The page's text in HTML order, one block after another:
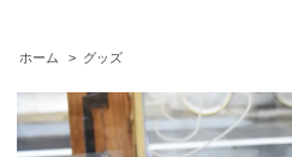
ホーム > グッズ